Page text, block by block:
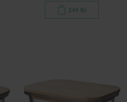
249 Kč